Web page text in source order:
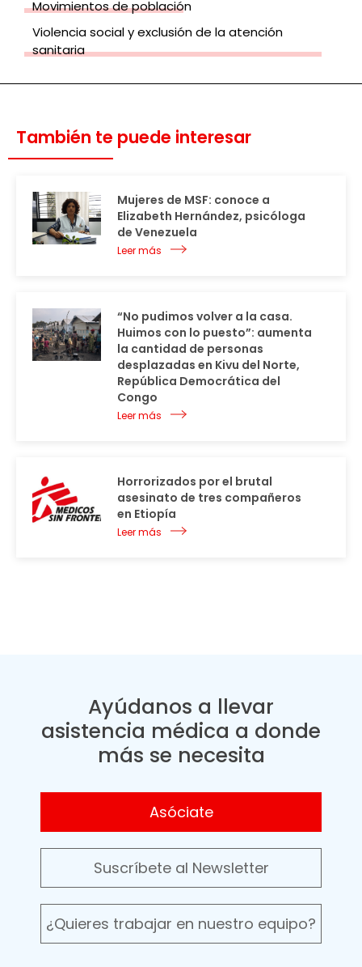
Movimientos de población
Violencia social y exclusión de la atención
sanitaria
También te puede interesar
Mujeres de MSF: conoce a
Elizabeth Hernández, psicóloga
de Venezuela
Leer más
“No pudimos volver a la casa.
Huimos con lo puesto”: aumenta
la cantidad de personas
desplazadas en Kivu del Norte,
República Democrática del
Congo
Leer más
Horrorizados por el brutal
asesinato de tres compañeros
en Etiopía
Leer más
Ayúdanos a llevar
asistencia médica a donde
más se necesita
Asóciate
Suscríbete al Newsletter
¿Quieres trabajar en nuestro equipo?